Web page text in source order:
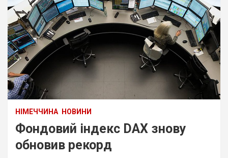
НІМЕЧЧИНА НОВИНИ
Фондовий індекс DAX знову
обновив рекорд